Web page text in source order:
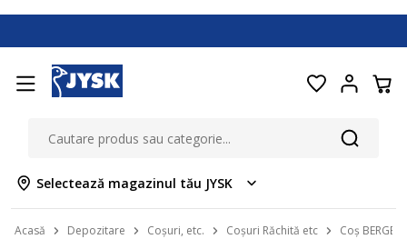
Selectează magazinul tău JYSK
Acasă Depozitare Coșuri, etc. Coșuri Răchită etc Coș BERGE